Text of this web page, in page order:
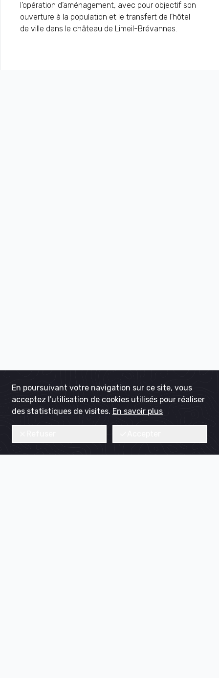
l’opération d’aménagement, avec pour objectif son
ouverture à la population et le transfert de l’hôtel
de ville dans le château de Limeil-Brévannes.
En poursuivant votre navigation sur ce site, vous
acceptez l'utilisation de cookies utilisés pour réaliser
des statistiques de visites. En savoir plus